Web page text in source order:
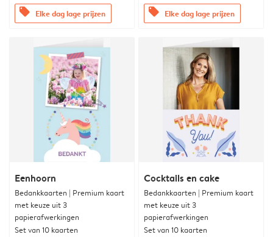
offers Elke dag lage prijzen offers Elke dag lage prijzen
Eenhoorn
Bedankkaarten | Premium kaart
met keuze uit 3
papierafwerkingen
Set van 10 kaarten
Cocktails en cake
Bedankkaarten | Premium kaart
met keuze uit 3
papierafwerkingen
Set van 10 kaarten